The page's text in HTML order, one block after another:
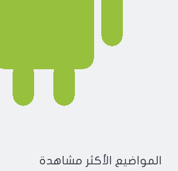
المواضيع الأكثر مشاهدة